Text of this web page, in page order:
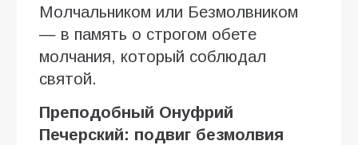
Молчальником или Безмолвником
— в память о строгом обете
молчания, который соблюдал
святой.
Преподобный Онуфрий
Печерский: подвиг безмолвия